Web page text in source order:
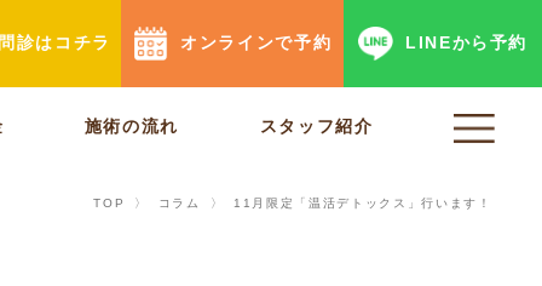
診はコチラ オンラインで予約 LINEから予約
施術の流れ スタッフ紹介
TOP 〉 コラム 〉 11月限定「温活デトックス」行います！